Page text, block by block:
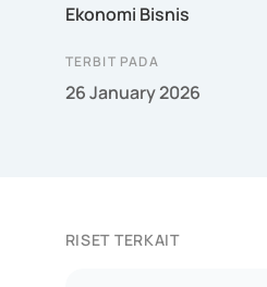
Ekonomi Bisnis
TERBIT PADA
26 January 2026
RISET TERKAIT